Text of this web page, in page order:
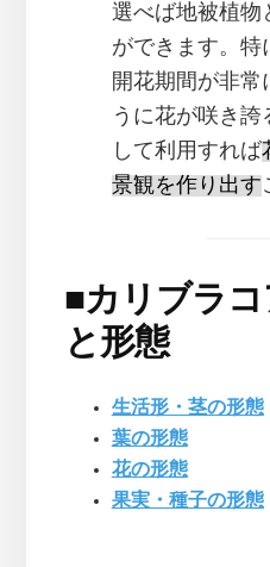
選べば地被植物
ができます。特
開花期間が非常
うに花が咲き誇
して利用すれば
景観を作り出す
■カリブラ
と形態
生活形・茎の形態
葉の形態
花の形態
果実・種子の形態